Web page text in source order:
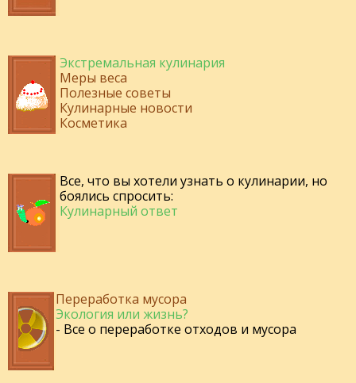
Экстремальная кулинария
Меры веса
Полезные советы
Кулинарные новости
Косметика
Все, что вы хотели узнать о кулинарии, но
боялись спросить:
Кулинарный ответ
Переработка мусора
Экология или жизнь?
- Все о переработке отходов и мусора